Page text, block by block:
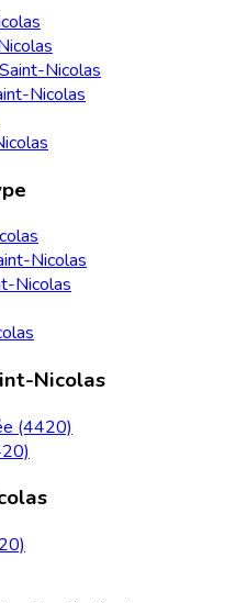
Nicolas
Nicolas
Nicolas
Nicolas
Nicolas
(4420)